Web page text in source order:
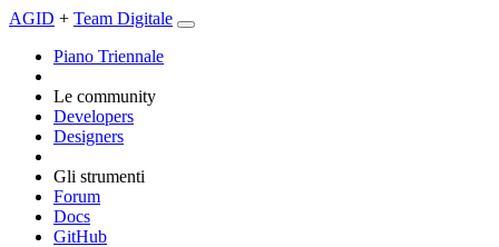
AGID + Team Digitale
Piano Triennale
Le community
Developers
Designers
Gli strumenti
Forum
Docs
GitHub